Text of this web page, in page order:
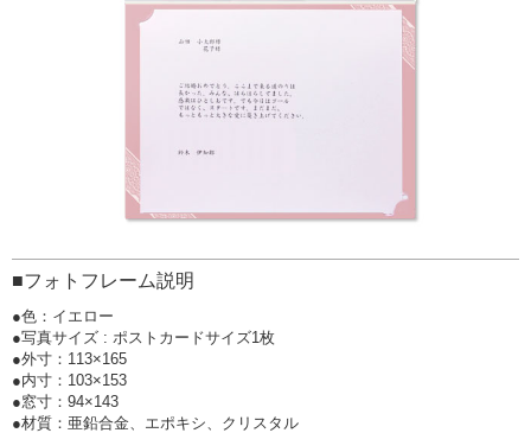
■フォトフレーム説明
●色：イエロー
●写真サイズ : ポストカードサイズ1枚
●外寸：113×165
●内寸：103×153
●窓寸：94×143
●材質：亜鉛合金、エポキシ、クリスタル